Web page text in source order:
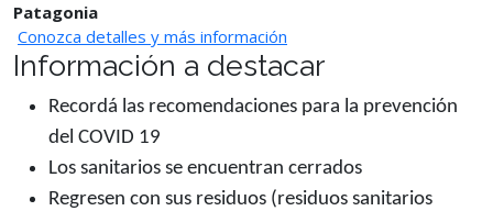
Patagonia
Conozca detalles y más información
Información a destacar
Recordá las recomendaciones para la prevención
del COVID 19
Los sanitarios se encuentran cerrados
Regresen con sus residuos (residuos sanitarios